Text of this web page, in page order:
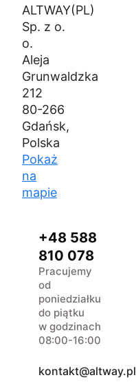
ALTWAY(PL)
Sp. z o.
o.
Aleja
Grunwaldzka
212
80-266
Gdańsk,
Polska
Pokaż
na
mapie
+48 588
810 078
Pracujemy
od
poniedziałku
do piątku
w godzinach
08:00-16:00
kontakt@altway.pl